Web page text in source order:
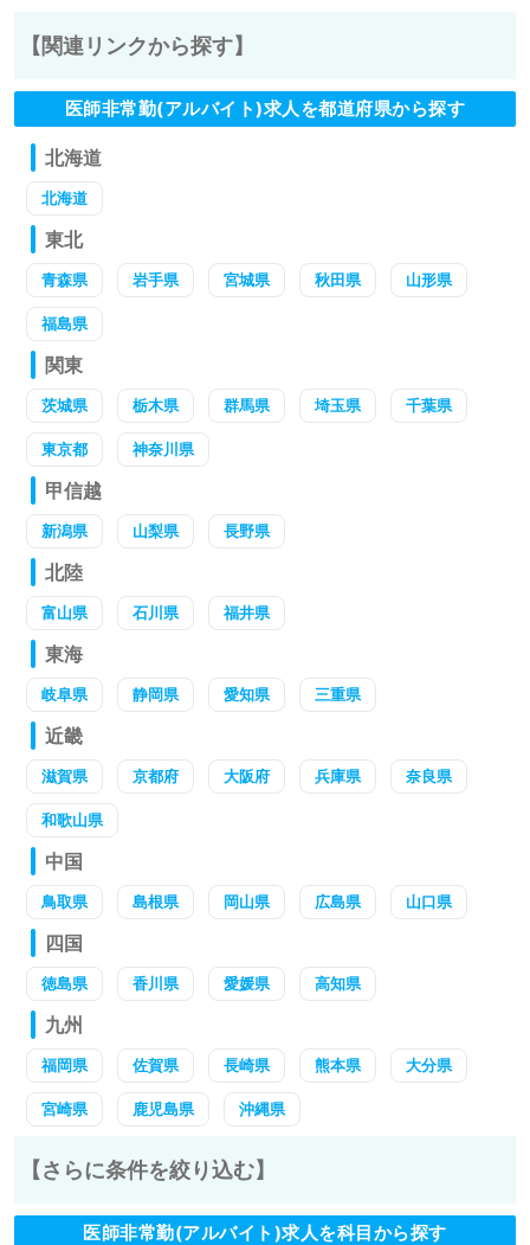
【関連リンクから探す】
医師非常勤(アルバイト)求人を都道府県から探す
北海道
北海道
東北
青森県 岩手県 宮城県 秋田県 山形県
福島県
関東
茨城県 栃木県 群馬県 埼玉県 千葉県
東京都 神奈川県
甲信越
新潟県 山梨県 長野県
北陸
富山県 石川県 福井県
東海
岐阜県 静岡県 愛知県 三重県
近畿
滋賀県 京都府 大阪府 兵庫県 奈良県
和歌山県
中国
鳥取県 島根県 岡山県 広島県 山口県
四国
徳島県 香川県 愛媛県 高知県
九州
福岡県 佐賀県 長崎県 熊本県 大分県
宮崎県 鹿児島県 沖縄県
【さらに条件を絞り込む】
医師非常勤(アルバイト)求人を科目から探す